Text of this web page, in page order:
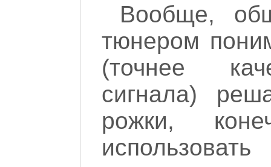
Вообще,
тюнером
(точнее
сигнала)
рожки,